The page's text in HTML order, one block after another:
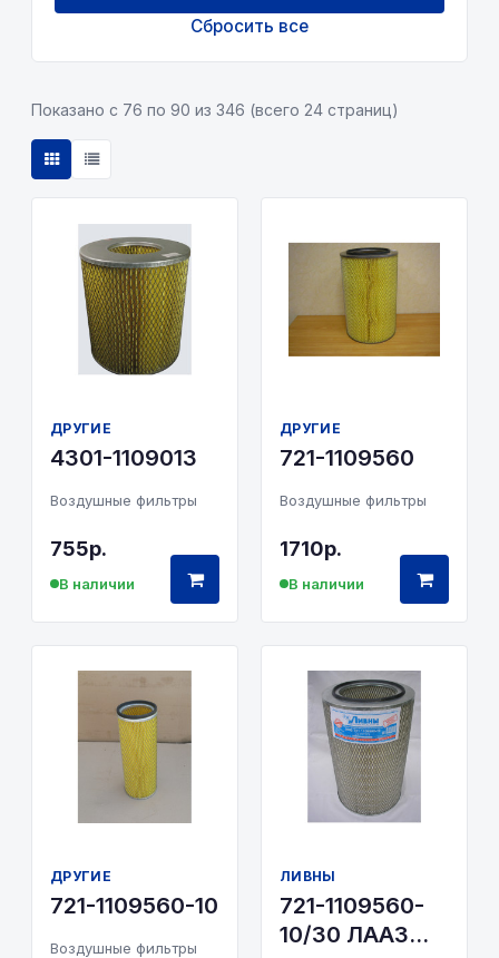
TruckPart
UFI
Volvo
WIX
Wonjin
БелАвтоФильтр
Белтиз
Другие
Ливны
Невский фильтр
РЕМИЗ
ФОМ
Цитрон
Экофил
Тепловоз
Трактор
Экскаватор
Сбросить все
Показано с 76 по 90 из 346 (всего 24 страниц)
ДРУГИЕ
4301-1109013
Воздушные фильтры
755р.
В наличии
ДРУГИЕ
721-1109560
Воздушные фильтры
1710р.
В наличии
ДРУГИЕ
721-1109560-10
Воздушные фильтры
ЛИВНЫ
721-1109560-
10/30 ЛААЗ